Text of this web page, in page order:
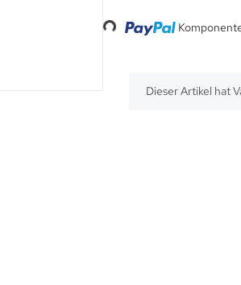
Loading...
x
Dieser Artikel hat